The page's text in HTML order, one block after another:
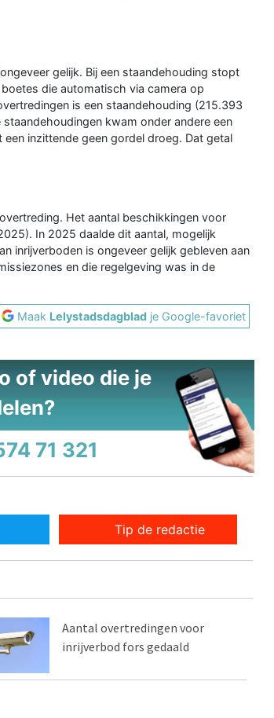
gelijk. Bij een staandehouding stopt
die automatisch via camera op
is een staandehouding (215.393
kwam onder andere een
inzittende geen gordel droeg. Dat getal
Het aantal beschikkingen voor
In 2025 daalde dit aantal, mogelijk
inrijverboden is ongeveer gelijk gebleven aan
en die regelgeving was in de
Maak Lelystadsdagblad je Google-favoriet
of video die je
71 321
Tip de redactie
Aantal overtredingen voor
inrijverbod fors gedaald